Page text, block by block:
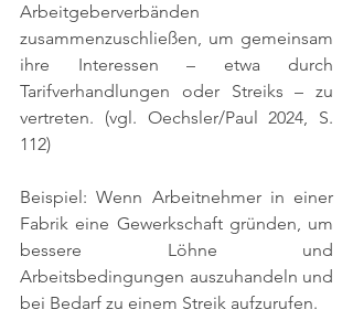
Arbeitgeberverbänden
zusammenzuschließen, um gemeinsam
ihre Interessen – etwa durch
Tarifverhandlungen oder Streiks – zu
vertreten. (vgl. Oechsler/Paul 2024, S.
112)
Beispiel: Wenn Arbeitnehmer in einer
Fabrik eine Gewerkschaft gründen, um
bessere Löhne und
Arbeitsbedingungen auszuhandeln und
bei Bedarf zu einem Streik aufzurufen.